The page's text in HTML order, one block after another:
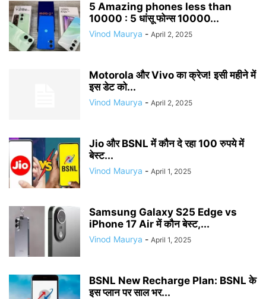
5 Amazing phones less than
10000 : 5 धांसू फोन्स 10000...
Vinod Maurya - April 2, 2025
Motorola और Vivo का क्रेज! इसी महीने में
इस डेट को...
Vinod Maurya - April 2, 2025
Jio और BSNL में कौन दे रहा 100 रुपये में
बेस्ट...
Vinod Maurya - April 1, 2025
Samsung Galaxy S25 Edge vs
iPhone 17 Air में कौन बेस्ट,...
Vinod Maurya - April 1, 2025
BSNL New Recharge Plan: BSNL के
इस प्लान पर साल भर...